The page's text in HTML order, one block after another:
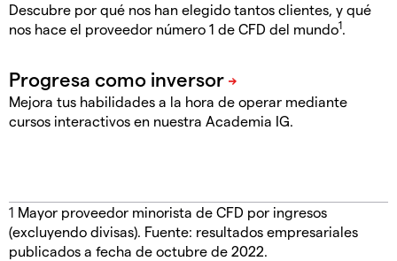
Descubre por qué nos han elegido tantos clientes, y qué
nos hace el proveedor número 1 de CFD del mundo1.
Mejora tus habilidades a la hora de operar mediante
cursos interactivos en nuestra Academia IG.
1 Mayor proveedor minorista de CFD por ingresos
(excluyendo divisas). Fuente: resultados empresariales
publicados a fecha de octubre de 2022.